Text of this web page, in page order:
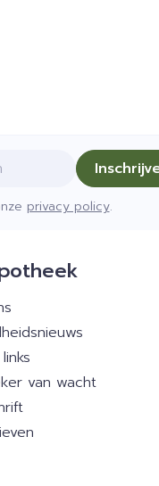
privacy policy.
van wacht